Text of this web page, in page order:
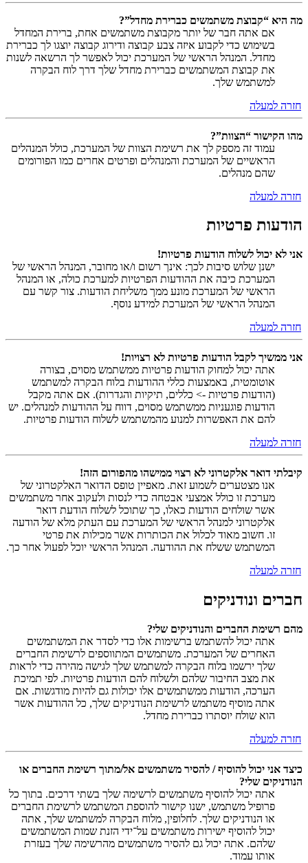
מה היא “קבוצת משתמשים כברירת מחדל”?
אם אתה חבר של יותר מקבוצת משתמשים אחת, ברירת המחדל
בשימוש כדי לקבוע איזה צבע קבוצה ודירוג קבוצה יוצגו לך כברירת
מחדל. המנהל הראשי של המערכת יכול לאפשר לך הרשאה לשנות
את קבוצת המשתמשים כברירת מחדל שלך דרך לוח הבקרה
למשתמש שלך.
חזרה למעלה
מהו הקישור “הצוות”?
עמוד זה מספק לך את רשימת הצוות של המערכת, כולל המנהלים
הראשיים של המערכת והמנהלים ופרטים אחרים כמו הפורומים
שהם מנהלים.
חזרה למעלה
הודעות פרטיות
אני לא יכול לשלוח הודעות פרטיות!
ישנן שלוש סיבות לכך: אינך רשום ו/או מחובר, המנהל הראשי של
המערכת כיבה את ההודעות הפרטיות למערכת כולה, או המנהל
הראשי של המערכת מונע ממך משליחת הודעות. צור קשר עם
המנהל הראשי של המערכת למידע נוסף.
חזרה למעלה
אני ממשיך לקבל הודעות פרטיות לא רצויות!
אתה יכול למחוק הודעות פרטיות ממשתמש מסוים, בצורה
אוטומטית, באמצעות כללי ההודעות בלוח הבקרה למשתמש
(הודעות פרטיות -> כללים, תיקיות והגדרות). אם אתה מקבל
הודעות פוגעניות ממשתמש מסוים, דווח על ההודעות למנהלים. יש
להם את האפשרות למנוע מהמשתמש לשלוח הודעות פרטיות.
חזרה למעלה
קיבלתי דואר אלקטרוני לא רצוי ממישהו מהפורום הזה!
אנו מצטערים לשמוע זאת. מאפיין טופס הדואר האלקטרוני של
מערכת זו כולל אמצעי אבטחה כדי לנסות ולעקוב אחר משתמשים
אשר שולחים הודעות כאלו, כך שתוכל לשלוח הודעת דואר
אלקטרוני למנהל הראשי של המערכת עם העתק מלא של הודעה
זו. חשוב מאוד לכלול את הכותרות אשר מכילות את פרטי
המשתמש ששלח את ההודעה. המנהל הראשי יוכל לפעול אחר כך.
חזרה למעלה
חברים ונודניקים
מהם רשימת החברים והנודניקים שלי?
אתה יכול להשתמש ברשימות אלו כדי לסדר את המשתמשים
האחרים של המערכת. משתמשים המתווספים לרשימת החברים
שלך ירשמו בלוח הבקרה למשתמש שלך לגישה מהירה כדי לראות
את מצב החיבור שלהם ולשלוח להם הודעות פרטיות. לפי תמיכת
הערכה, הודעות ממשתמשים אלו יכולות גם להיות מודגשות. אם
אתה מוסיף משתמש לרשימת הנודניקים שלך, כל ההודעות אשר
הוא שולח יוסתרו כברירת מחדל.
חזרה למעלה
כיצד אני יכול להוסיף / להסיר משתמשים אל/מתוך רשימת החברים או
הנודניקים שלי?
אתה יכול להוסיף משתמשים לרשימה שלך בשתי דרכים. בתוך כל
פרופיל משתמש, ישנו קישור להוספת המשתמש לרשימת החברים
או הנודניקים שלך. לחלופין, מלוח הבקרה למשתמש שלך, אתה
יכול להוסיף ישירות משתמשים על־ידי הזנת שמות המשתמשים
שלהם. אתה יכול גם להסיר משתמשים מהרשימה שלך בעזרת
אותו עמוד.